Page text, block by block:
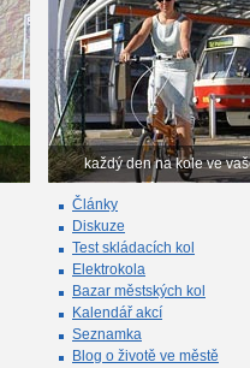
každý den na kole ve
Články
Diskuze
Test skládacích kol
Elektrokola
Bazar městských kol
Kalendář akcí
Seznamka
Blog o životě ve městě